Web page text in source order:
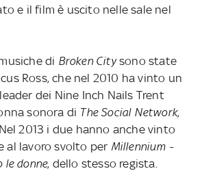
e il film è uscito nelle sale nel
di Broken Citysono state
Ross, che nel 2010 ha vinto un
dei Nine Inch Nails Trent
sonora di The Social Network,
2013 i due hanno anche vinto
al lavoro svolto per Millennium -
le donne, dello stesso regista.